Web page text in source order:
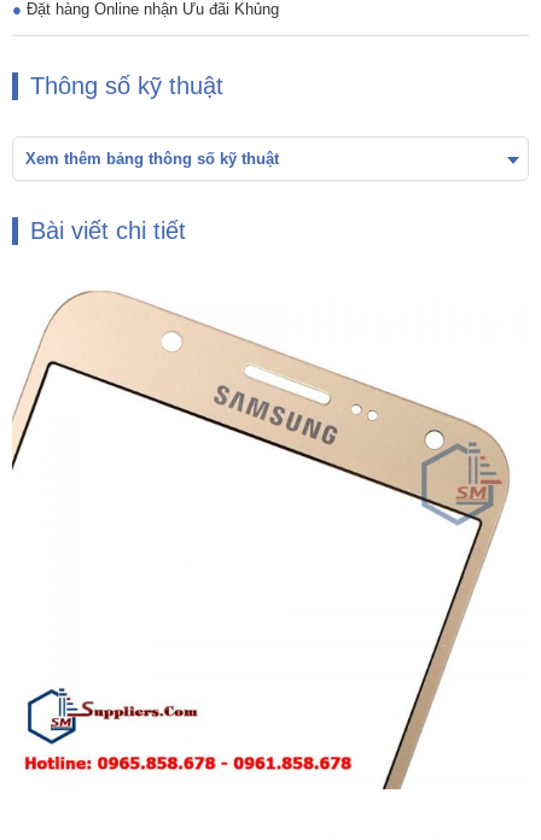
● Đặt hàng Online nhận Ưu đãi Khủng
Thông số kỹ thuật
Xem thêm bảng thông số kỹ thuật
Bài viết chi tiết